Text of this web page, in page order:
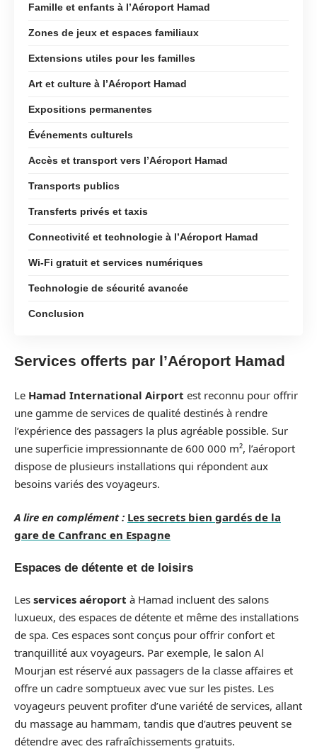
Famille et enfants à l’Aéroport Hamad
Zones de jeux et espaces familiaux
Extensions utiles pour les familles
Art et culture à l’Aéroport Hamad
Expositions permanentes
Événements culturels
Accès et transport vers l’Aéroport Hamad
Transports publics
Transferts privés et taxis
Connectivité et technologie à l’Aéroport Hamad
Wi-Fi gratuit et services numériques
Technologie de sécurité avancée
Conclusion
Services offerts par l’Aéroport Hamad
Le Hamad International Airport est reconnu pour offrir
une gamme de services de qualité destinés à rendre
l’expérience des passagers la plus agréable possible. Sur
une superficie impressionnante de 600 000 m², l’aéroport
dispose de plusieurs installations qui répondent aux
besoins variés des voyageurs.
A lire en complément : Les secrets bien gardés de la
gare de Canfranc en Espagne
Espaces de détente et de loisirs
Les services aéroport à Hamad incluent des salons
luxueux, des espaces de détente et même des installations
de spa. Ces espaces sont conçus pour offrir confort et
tranquillité aux voyageurs. Par exemple, le salon Al
Mourjan est réservé aux passagers de la classe affaires et
offre un cadre somptueux avec vue sur les pistes. Les
voyageurs peuvent profiter d’une variété de services, allant
du massage au hammam, tandis que d’autres peuvent se
détendre avec des rafraîchissements gratuits.